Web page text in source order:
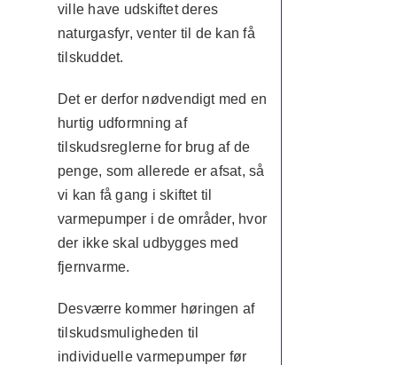
ville have udskiftet deres
naturgasfyr, venter til de kan få
tilskuddet.
Det er derfor nødvendigt med en
hurtig udformning af
tilskudsreglerne for brug af de
penge, som allerede er afsat, så
vi kan få gang i skiftet til
varmepumper i de områder, hvor
der ikke skal udbygges med
fjernvarme.
Desværre kommer høringen af
tilskudsmuligheden til
individuelle varmepumper før